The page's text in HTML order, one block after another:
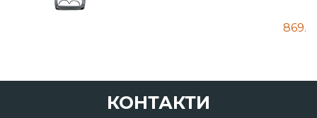
869.20€
КОНТАКТИ